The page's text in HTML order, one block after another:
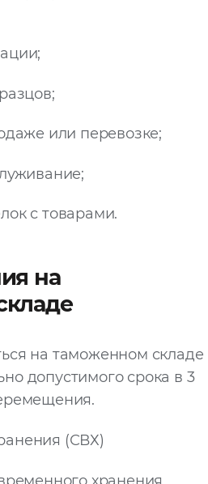
или перевозке;
с товарами.
на
на таможенном складе
допустимого срока в 3
(СВХ)